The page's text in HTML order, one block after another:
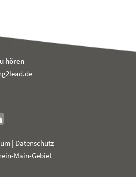
hören
| Datenschutz
Main-Gebiet